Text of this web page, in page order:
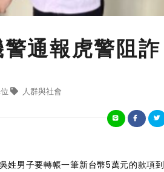
通報虎警阻詐
位 人群與社會
姓男子要轉帳一筆新台幣5萬元的款項